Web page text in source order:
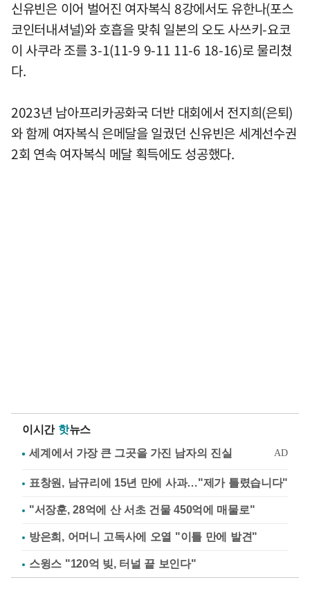
신유빈은 이어 벌어진 여자복식 8강에서도 유한나(포스
코인터내셔널)와 호흡을 맞춰 일본의 오도 사쓰키-요코
이 사쿠라 조를 3-1(11-9 9-11 11-6 18-16)로 물리쳤
다.
2023년 남아프리카공화국 더반 대회에서 전지희(은퇴)
와 함께 여자복식 은메달을 일궜던 신유빈은 세계선수권
2회 연속 여자복식 메달 획득에도 성공했다.
이시간 핫뉴스
표창원, 남규리에 15년 만에 사과…"제가 틀렸습니다"
"서장훈, 28억에 산 서초 건물 450억에 매물로"
방은희, 어머니 고독사에 오열 "이틀 만에 발견"
스윙스 "120억 빚, 터널 끝 보인다"